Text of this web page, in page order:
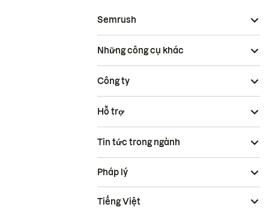
Semrush
Những công cụ khác
Công ty
Hỗ trợ
Tin tức trong ngành
Pháp lý
Tiếng Việt